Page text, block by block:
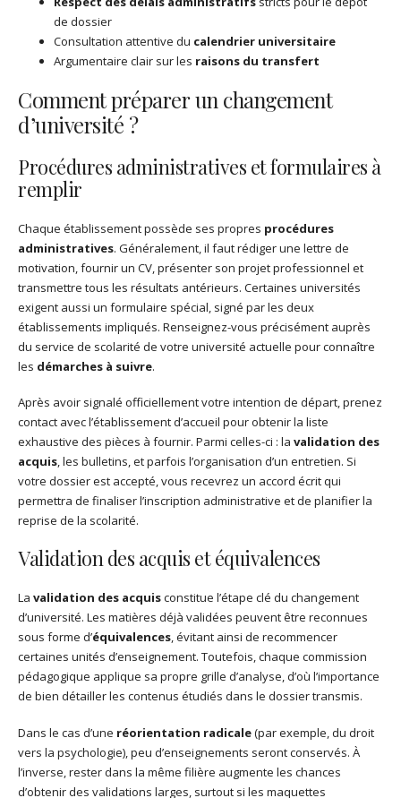
de dossier
Consultation attentive du calendrier universitaire
Argumentaire clair sur les raisons du transfert
Comment préparer un changement
d’université ?
Procédures administratives et formulaires à
remplir
Chaque établissement possède ses propres procédures
administratives. Généralement, il faut rédiger une lettre de
motivation, fournir un CV, présenter son projet professionnel et
transmettre tous les résultats antérieurs. Certaines universités
exigent aussi un formulaire spécial, signé par les deux
établissements impliqués. Renseignez-vous précisément auprès
du service de scolarité de votre université actuelle pour connaître
les démarches à suivre.
Après avoir signalé officiellement votre intention de départ, prenez
contact avec l’établissement d’accueil pour obtenir la liste
exhaustive des pièces à fournir. Parmi celles-ci : la validation des
acquis, les bulletins, et parfois l’organisation d’un entretien. Si
votre dossier est accepté, vous recevrez un accord écrit qui
permettra de finaliser l’inscription administrative et de planifier la
reprise de la scolarité.
Validation des acquis et équivalences
La validation des acquisconstitue l’étape clé du changement
d’université. Les matières déjà validées peuvent être reconnues
sous forme d’équivalences, évitant ainsi de recommencer
certaines unités d’enseignement. Toutefois, chaque commission
pédagogique applique sa propre grille d’analyse, d’où l’importance
de bien détailler les contenus étudiés dans le dossier transmis.
Dans le cas d’une réorientation radicale(par exemple, du droit
vers la psychologie), peu d’enseignements seront conservés. À
l’inverse, rester dans la même filière augmente les chances
d’obtenir des validations larges, surtout si les maquettes